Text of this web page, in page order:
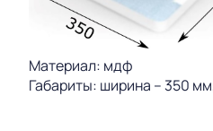
Материал: мдф
Габариты: ширина – 350